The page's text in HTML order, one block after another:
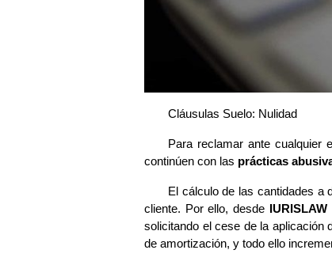
Cláusulas Suelo: Nulidad
Para reclamar ante cualquier
continúen con las prácticas
El cálculo de las cantidades a
cliente. Por ello, desde IURISLAW
solicitando el cese de la aplicación
de amortización, y todo ello